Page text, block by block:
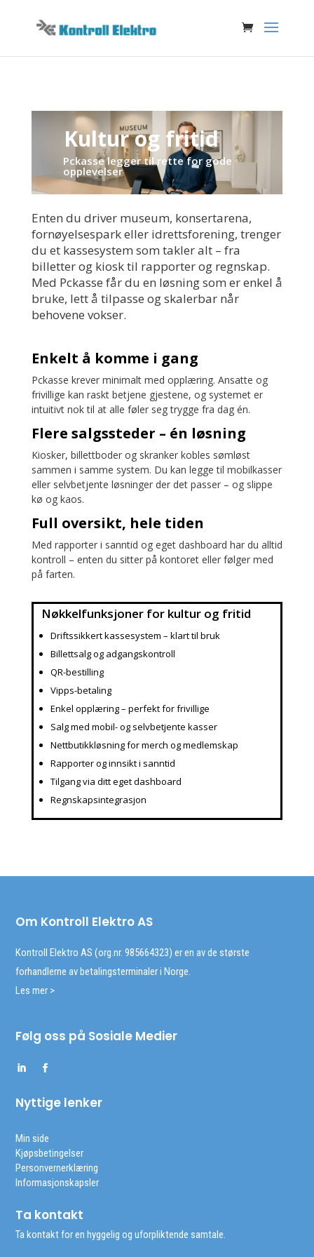
Kultur og fritid
Pckasse legger til rette for gode
opplevelser
Enten du driver museum, konsertarena,
fornøyelsespark eller idrettsforening, trenger
du et kassesystem som takler alt – fra
billetter og kiosk til rapporter og regnskap.
Med Pckasse får du en løsning som er enkel å
bruke, lett å tilpasse og skalerbar når
behovene vokser.
Enkelt å komme i gang
Pckasse krever minimalt med opplæring. Ansatte og
frivillige kan raskt betjene gjestene, og systemet er
intuitivt nok til at alle føler seg trygge fra dag én.
Flere salgssteder – én løsning
Kiosker, billettboder og skranker kobles sømløst
sammen i samme system. Du kan legge til mobilkasser
eller selvbetjente løsninger der det passer – og slippe
kø og kaos.
Full oversikt, hele tiden
Med rapporter i sanntid og eget dashboard har du alltid
kontroll – enten du sitter på kontoret eller følger med
på farten.
Nøkkelfunksjoner for kultur og fritid
Driftssikkert kassesystem – klart til bruk
Billettsalg og adgangskontroll
QR-bestilling
Vipps-betaling
Enkel opplæring – perfekt for frivillige
Salg med mobil- og selvbetjente kasser
Nettbutikkløsning for merch og medlemskap
Rapporter og innsikt i sanntid
Tilgang via ditt eget dashboard
Regnskapsintegrasjon
Om Kontroll Elektro AS
Kontroll Elektro AS (org.nr. 985664323) er en av de største
forhandlerne av betalingsterminaler i Norge.
Les mer >
Følg oss på Sosiale Medier
Nyttige lenker
Min side
Kjøpsbetingelser
Personvernerklæring
Informasjonskapsler
Ta kontakt
Ta kontakt for en hyggelig og uforpliktende samtale.